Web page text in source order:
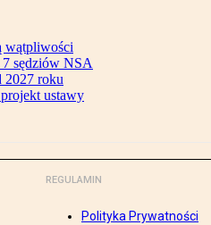
wątpliwości
sędziów NSA
2027 roku
ustawy
REGULAMIN
Polityka Prywatności